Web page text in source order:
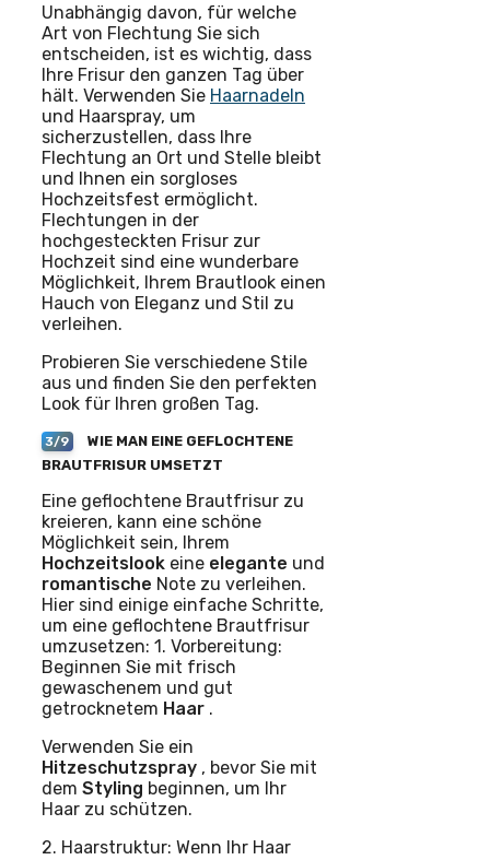
Unabhängig davon, für welche
Art von Flechtung Sie sich
entscheiden, ist es wichtig, dass
Ihre Frisur den ganzen Tag über
hält. Verwenden Sie Haarnadeln
und Haarspray, um
sicherzustellen, dass Ihre
Flechtung an Ort und Stelle bleibt
und Ihnen ein sorgloses
Hochzeitsfest ermöglicht.
Flechtungen in der
hochgesteckten Frisur zur
Hochzeit sind eine wunderbare
Möglichkeit, Ihrem Brautlook einen
Hauch von Eleganz und Stil zu
verleihen.
Probieren Sie verschiedene Stile
aus und finden Sie den perfekten
Look für Ihren großen Tag.
3/9
WIE MAN EINE GEFLOCHTENE
BRAUTFRISUR UMSETZT
Eine geflochtene Brautfrisur zu
kreieren, kann eine schöne
Möglichkeit sein, Ihrem
Hochzeitslook eine elegante und
romantische Note zu verleihen.
Hier sind einige einfache Schritte,
um eine geflochtene Brautfrisur
umzusetzen: 1. Vorbereitung:
Beginnen Sie mit frisch
gewaschenem und gut
getrocknetem Haar .
Verwenden Sie ein
Hitzeschutzspray , bevor Sie mit
dem Styling beginnen, um Ihr
Haar zu schützen.
2. Haarstruktur: Wenn Ihr Haar